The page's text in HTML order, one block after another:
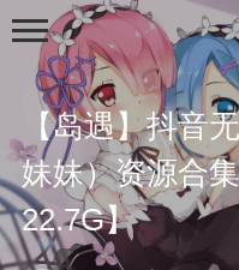
【岛遇】抖音
妹妹）资源合
22.7G】